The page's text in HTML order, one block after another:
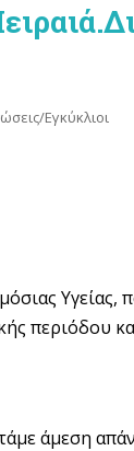
Εγκύκλιοι
Υγείας,
περιόδου
άμεση